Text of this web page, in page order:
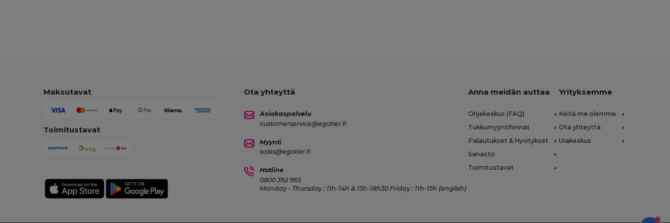
Maksutavat
Toimitustavat
Ota yhteyttä
Asiakaspalvelu
customerservice@egotier.fi
Myynti
sales@egotier.fi
Hotline
0800 392 965
Monday - Thursday : 11h-14h & 15h-18h30 Friday : 11h-15h (english)
Anna meidän auttaa
Ohjekeskus (FAQ)
Tukkumyyntihinnat
Palautukset & Hyvitykset
Sanasto
Toimitustavat
Yrityksemme
Keitä me olemme
Ota yhteyttä
Urakeskus